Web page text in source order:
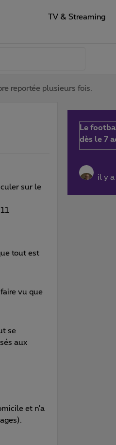
TV & Streaming
reportée plusieurs fois.
sur le
tout est
vu que
se
aux
et n'a
Le
dès le 7
il y a